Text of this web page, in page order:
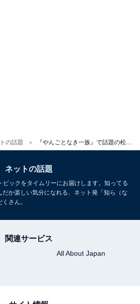
の話題
ネットの話題
ピックをタイムリーにお届けします。知ってる
か楽しい気分になれる、ネット発「知ら（な
さん。
関連サービス
All About Japan